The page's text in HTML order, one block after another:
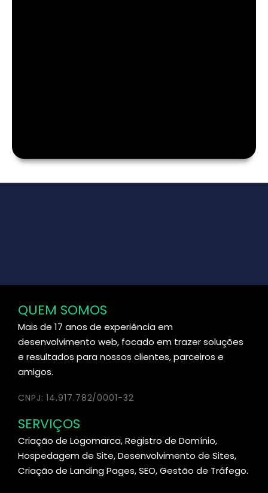
QUEM SOMOS
Mais de 17 anos de experiência em
desenvolvimento web, focado em trazer soluções
e resultados para nossos clientes, parceiros e
amigos.
CNPJ: 14.917.782/0001-32
SERVIÇOS
Criação de Logomarca, Registro de Domínio,
Hospedagem de Site, Desenvolvimento de Sites,
Criação de Landing Pages, SEO, Gestão de Tráfego.